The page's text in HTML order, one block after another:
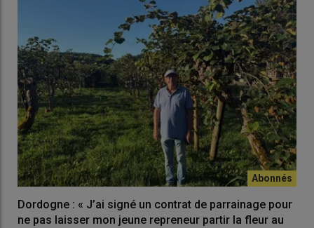
Dordogne : « J’ai signé un contrat de parrainage pour
ne pas laisser mon jeune repreneur partir la fleur au